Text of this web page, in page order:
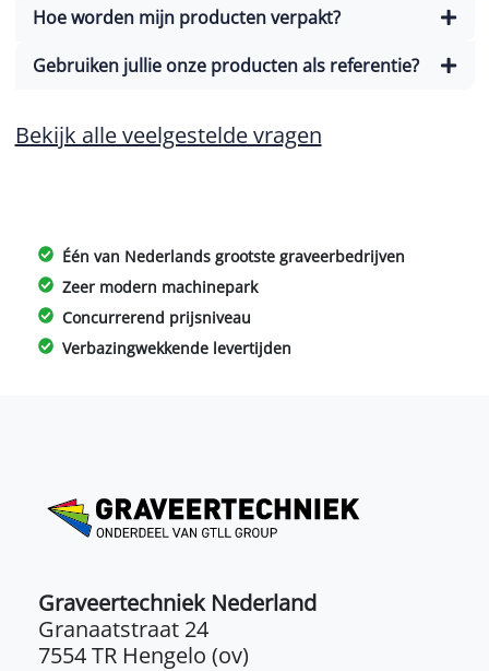
Hoe worden mijn producten verpakt?
Gebruiken jullie onze producten als referentie?
Bekijk alle veelgestelde vragen
Één van Nederlands grootste graveerbedrijven
Zeer modern machinepark
Concurrerend prijsniveau
Verbazingwekkende levertijden
Graveertechniek Nederland
Granaatstraat 24
7554 TR Hengelo (ov)